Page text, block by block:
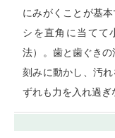
にみがくことが基
シを直角に当てて
法）。歯と歯ぐき
刻みに動かし、汚
ずれも力を入れ過ぎ